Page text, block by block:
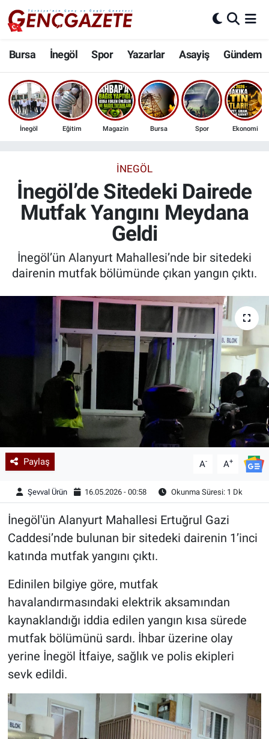
Bursa İnegöl Spor Yazarlar Asayiş Gündem
İnegöl Eğitim Magazin Bursa Spor Ekonomi
İNEGÖL
İnegöl’de Sitedeki Dairede
Mutfak Yangını Meydana
Geldi
İnegöl’ün Alanyurt Mahallesi’nde bir sitedeki
dairenin mutfak bölümünde çıkan yangın çıktı.
Paylaş A- A+
Şevval Ürün 16.05.2026 - 00:58 Okunma Süresi: 1 Dk
İnegöl'ün Alanyurt Mahallesi Ertuğrul Gazi
Caddesi’nde bulunan bir sitedeki dairenin 1’inci
katında mutfak yangını çıktı.
Edinilen bilgiye göre, mutfak
havalandırmasındaki elektrik aksamından
kaynaklandığı iddia edilen yangın kısa sürede
mutfak bölümünü sardı. İhbar üzerine olay
yerine İnegöl İtfaiye, sağlık ve polis ekipleri
sevk edildi.
Bursa
İnegöl
3.SAYFA
Ekonomi
İnanç
Kültür & Sanat
Sağlık
Siyaset
Teknoloji
Astroloji-Rüya
Nöbetçi Eczaneler
Hava Durumu
Trafik Durumu
Son Dakika Haberleri